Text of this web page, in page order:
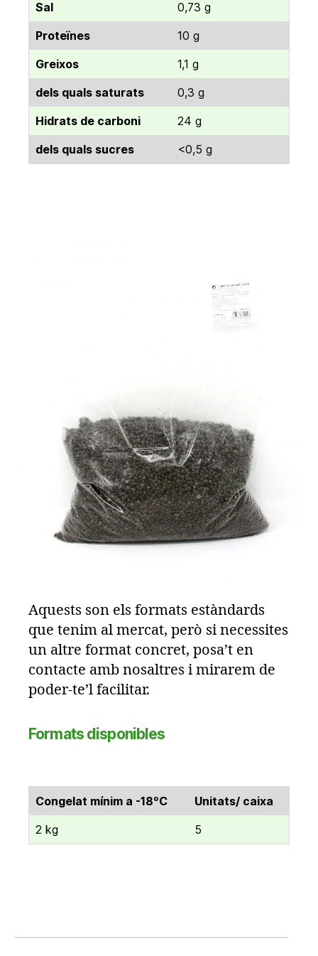
Sal
0,73 g
Proteïnes
10 g
Greixos
1,1 g
dels quals saturats
0,3 g
Hidrats de carboni
24 g
dels quals sucres
<0,5 g
Aquests son els formats estàndards
que tenim al mercat, però si necessites
un altre format concret, posa’t en
contacte amb nosaltres i mirarem de
poder-te’l facilitar.
Formats disponibles
Congelat mínim a -18ºC
Unitats/ caixa
2 kg
5